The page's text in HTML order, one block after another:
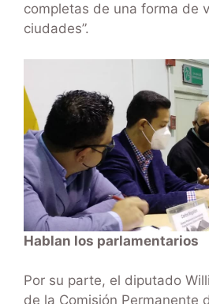
completas de una forma de
ciudades”.
Hablan los parlamentarios
Por su parte, el diputado
de la Comisión Permanente